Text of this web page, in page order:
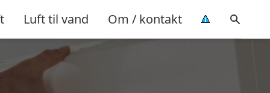
Luft til vand Om / kontakt